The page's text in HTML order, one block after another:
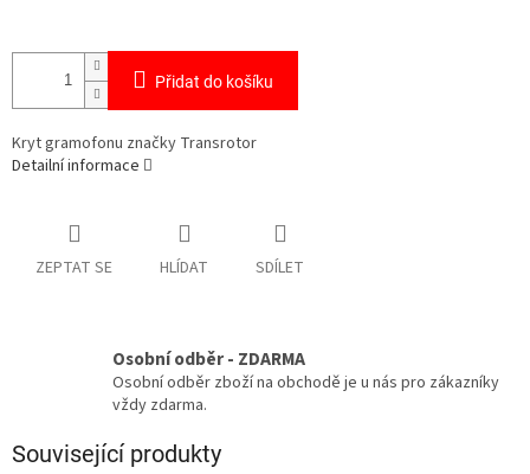
Přidat do košíku
Kryt gramofonu značky Transrotor
Detailní informace
ZEPTAT SE HLÍDAT SDÍLET
Osobní odběr - ZDARMA
Osobní odběr zboží na obchodě je u nás pro zákazníky
vždy zdarma.
Související produkty